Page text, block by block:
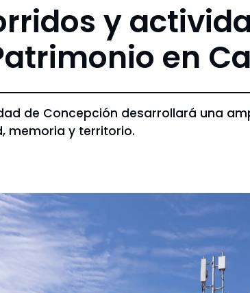
y
en
de Concepción desarrollará una
memoria y territorio.